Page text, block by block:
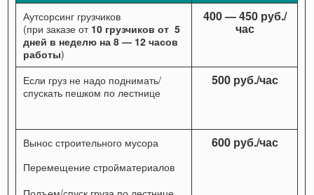
Аутсорсинг грузчиков
(при заказе от10 грузчиков от 5
дней в неделю на 8 — 12 часов
работы)
400 — 450 руб./
час
Если груз не надо поднимать/
спускать пешком по лестнице
500 руб./час
Вынос строительного мусора
Перемещение стройматериалов
600 руб./час